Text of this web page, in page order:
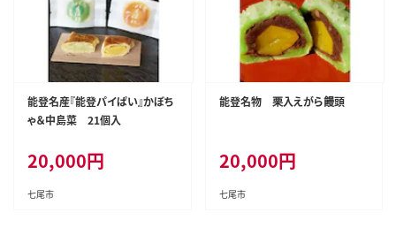
能登名産『能登パイぱい』かぼち
ゃ＆中島菜 21個入
20,000円
七尾市
能登名物 栗入えがら饅頭
20,000円
七尾市